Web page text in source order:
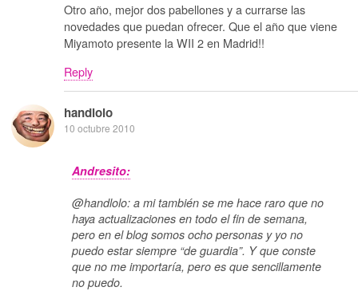
Otro año, mejor dos pabellones y a currarse las
novedades que puedan ofrecer. Que el año que viene
Miyamoto presente la WII 2 en Madrid!!
Reply
handlolo
10 octubre 2010
Andresito:
@handlolo: a mi también se me hace raro que no
haya actualizaciones en todo el fin de semana,
pero en el blog somos ocho personas y yo no
puedo estar siempre “de guardia”. Y que conste
que no me importaría, pero es que sencillamente
no puedo.